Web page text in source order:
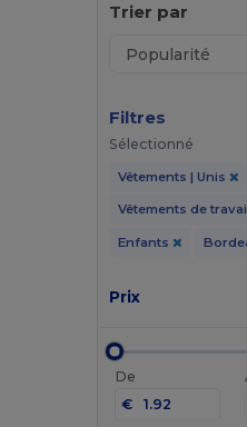
Trier par
Filtres
Sélectionné
Vêtements | Unis
Vêtements de
Enfants
Prix
De
€